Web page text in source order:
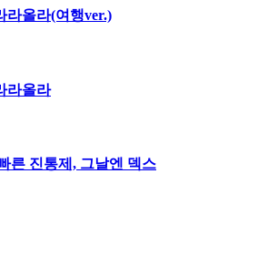
라올라(여행ver.)
라올라
른 진통제, 그날엔 덱스